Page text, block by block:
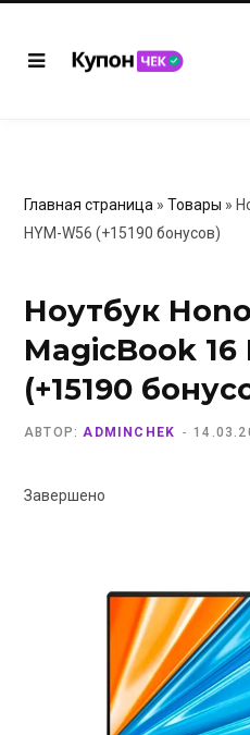
Главная страница » Товары »
HYM-W56 (+15190 бонусов)
Ноутбук
MagicBook 16
(+15190
АВТОР: ADMINCHEK
Завершено